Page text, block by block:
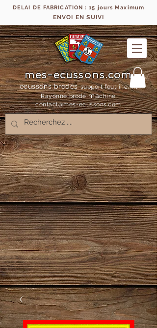
DELAI DE FABRICATION : 15 jours Maximum
ENVOI EN SUIVI
mes-ecussons.com
écussons brodés support feutrine, fil
Rayonne brodémachine
contact@mes-ecussons.com